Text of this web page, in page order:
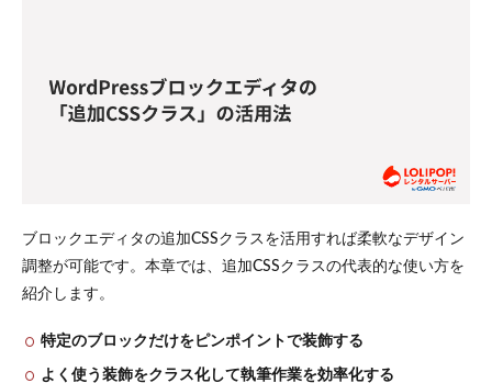
ブロックエディタの追加CSSクラスを活用すれば柔軟なデザイン
調整が可能です。本章では、追加CSSクラスの代表的な使い方を
紹介します。
特定のブロックだけをピンポイントで装飾する
よく使う装飾をクラス化して執筆作業を効率化する